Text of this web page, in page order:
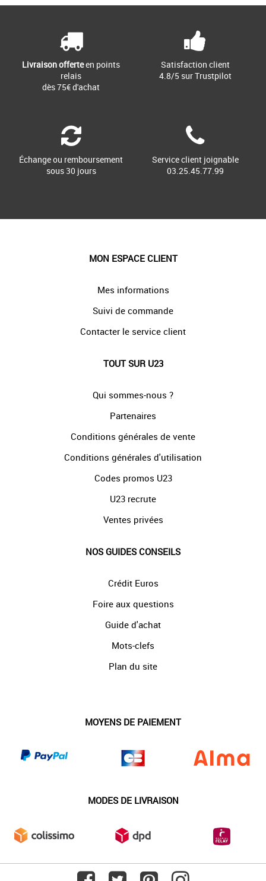
Livraison offerteen points
relais
dès 75€ d'achat
Satisfaction client
4.8/5 sur Trustpilot
Échange ou remboursement
sous 30 jours
Service client joignable
03.25.45.77.99
MON ESPACE CLIENT
Mes informations
Suivi de commande
Contacter le service client
TOUT SUR U23
Qui sommes-nous ?
Partenaires
Conditions générales de vente
Conditions générales d'utilisation
Codes promos U23
U23 recrute
Ventes privées
NOS GUIDES CONSEILS
Crédit Euros
Foire aux questions
Guide d'achat
Mots-clefs
Plan du site
MOYENS DE PAIEMENT
MODES DE LIVRAISON